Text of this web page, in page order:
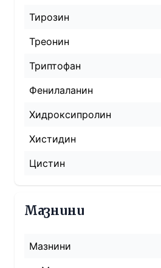
Тирозин
Треонин
Триптофан
Фенилаланин
Хидроксипролин
Хистидин
Цистин
Мазнини
Мазнини